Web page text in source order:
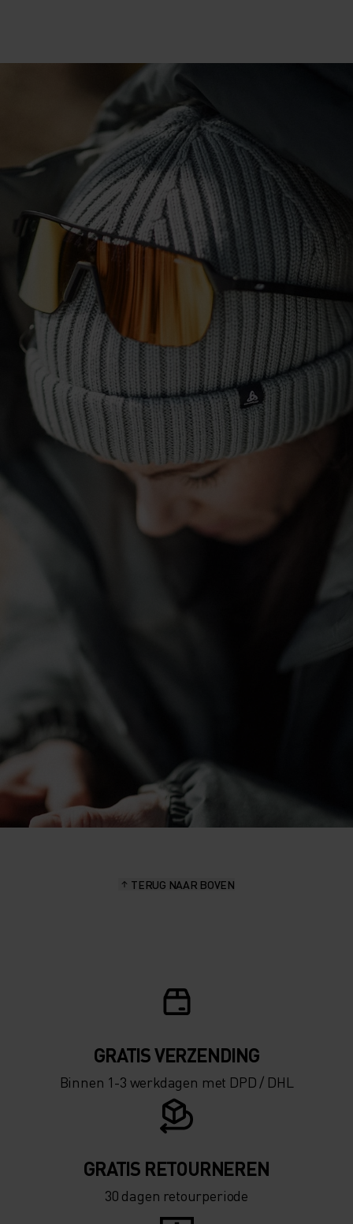
10°
5°
0°
-5°
-10°
-15°
-20°
-25°
-30°
5°
0°
-5°
-10°
-15°
-20°
-25°
TERUG NAAR BOVEN
GRATIS VERZENDING​​​​​​​​​​​​​​
Binnen 1-3 werkdagen met DPD / DHL
GRATIS RETOURNEREN
30 dagen retourperiode